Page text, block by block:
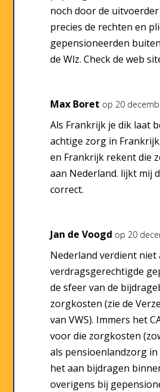
noch door de
precies de rechten en
gepensioneerden
de Wlz. Check de web
Max Boret op 20
Als Frankrijk je dik laat
achtige zorg in
en Frankrijk rekent die
aan Nederland. lijkt mij
correct.
Jan de Voogd op 20
Nederland verdient niet
verdragsgerechtigde
de sfeer van de
zorgkosten (zie de
van VWS). Immers het
voor die zorgkosten
als pensioenlandzorg
het aan bijdragen
overigens bij